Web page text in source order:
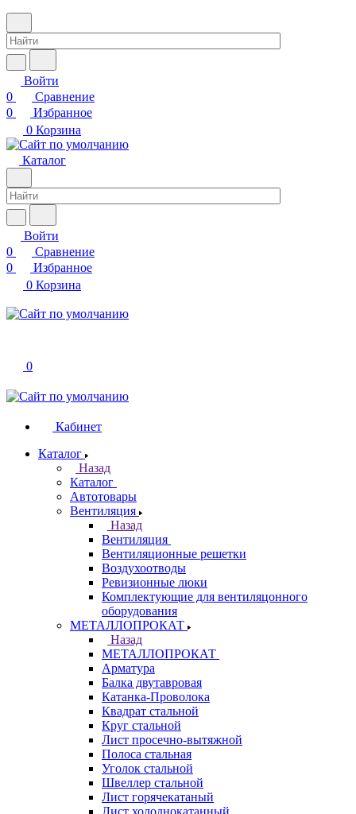
Войти
0
Сравнение
0
Избранное
0 Корзина
Каталог
Войти
0
Сравнение
0
Избранное
0 Корзина
0
Кабинет
Каталог
Назад
Каталог
Автотовары
Вентиляция
Назад
Вентиляция
Вентиляционные решетки
Воздухоотводы
Ревизионные люки
Комплектующие для вентиляцонного
оборудования
МЕТАЛЛОПРОКАТ
Назад
МЕТАЛЛОПРОКАТ
Арматура
Балка двутавровая
Катанка-Проволока
Квадрат стальной
Круг стальной
Лист просечно-вытяжной
Полоса стальная
Уголок стальной
Швеллер стальной
Лист горячекатаный
Лист холоднокатанный